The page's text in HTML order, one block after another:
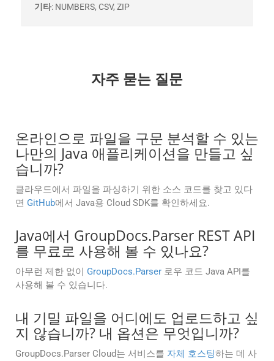
기타: NUMBERS, CSV, ZIP
자주 묻는 질문
온라인으로 파일을 구문 분석할 수 있는
나만의 Java 애플리케이션을 만들고 싶
습니까?
클라우드에서 파일을 파싱하기 위한 소스 코드를 찾고 있다
면 GitHub에서 Java용 Cloud SDK를 확인하세요.
Java에서 GroupDocs.Parser REST API
를 무료로 사용해 볼 수 있나요?
아무런 제한 없이 GroupDocs.Parser 로우 코드 Java API를
사용해 볼 수 있습니다.
내 기밀 파일을 어디에도 업로드하고 싶
지 않습니까? 내 옵션은 무엇입니까?
GroupDocs.Parser Cloud는 서비스를 자체 호스팅하는 데 사